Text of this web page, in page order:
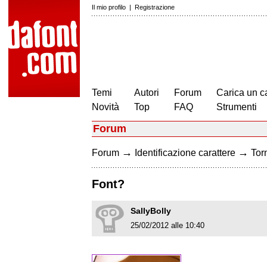
Il mio profilo | Registrazione
Temi
Novità
Autori
Top
Forum
FAQ
Carica un
Strumenti
Forum
Forum → Identificazione carattere →
Font?
SallyBolly
25/02/2012 alle 10:40